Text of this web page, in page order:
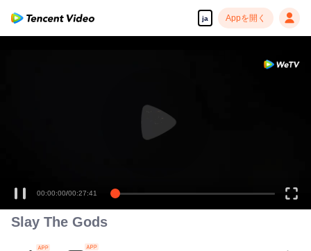
ja Appを開く
00:00:00/00:27:41
Slay The Gods